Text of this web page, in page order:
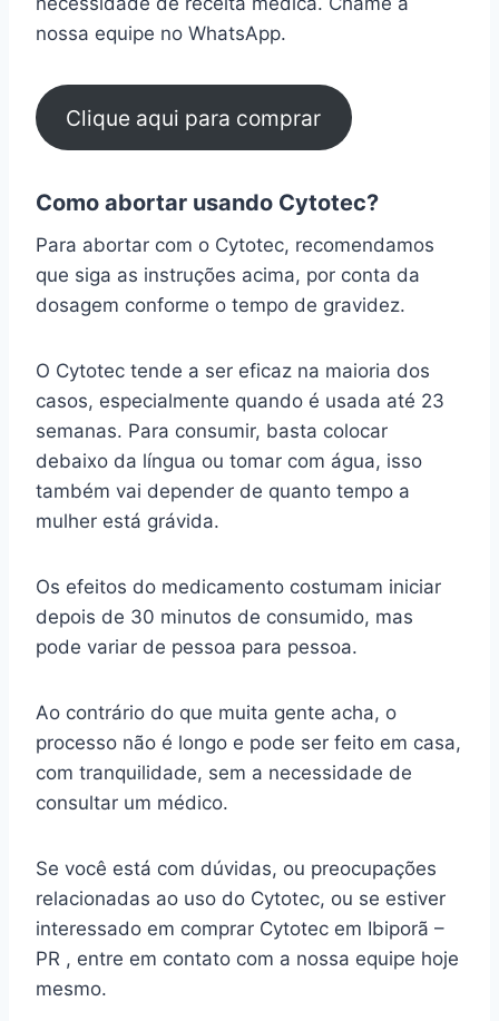
nossa equipe no WhatsApp.
Clique aqui para comprar
Como abortar usando Cytotec?
Para abortar com o Cytotec, recomendamos
que siga as instruções acima, por conta da
dosagem conforme o tempo de gravidez.
O Cytotec tende a ser eficaz na maioria dos
casos, especialmente quando é usada até 23
semanas. Para consumir, basta colocar
debaixo da língua ou tomar com água, isso
também vai depender de quanto tempo a
mulher está grávida.
Os efeitos do medicamento costumam iniciar
depois de 30 minutos de consumido, mas
pode variar de pessoa para pessoa.
Ao contrário do que muita gente acha, o
processo não é longo e pode ser feito em casa,
com tranquilidade, sem a necessidade de
consultar um médico.
Se você está com dúvidas, ou preocupações
relacionadas ao uso do Cytotec, ou se estiver
interessado em comprar Cytotec em Ibiporã –
PR , entre em contato com a nossa equipe hoje
mesmo.